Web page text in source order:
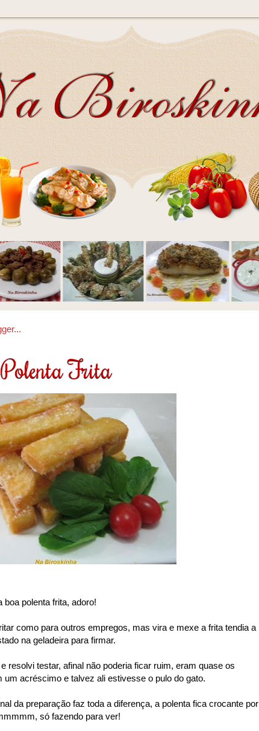
Polenta Frita
polenta frita, adoro!
como para outros empregos, mas vira e mexe a frita tendia a
na geladeira para firmar.
resolvi testar, afinal não poderia ficar ruim, eram quase os
acréscimo e talvez ali estivesse o pulo do gato.
da preparação faz toda a diferença, a polenta fica crocante por
só fazendo para ver!